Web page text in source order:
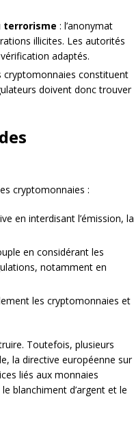
terrorisme : l’anonymat
illicites. Les autorités
adaptés.
cryptomonnaies constituent
doivent donc trouver
cryptomonnaies :
en interdisant l’émission, la
en considérant les
notamment en
les cryptomonnaies et
Toutefois, plusieurs
la directive européenne sur
liés aux monnaies
blanchiment d’argent et le